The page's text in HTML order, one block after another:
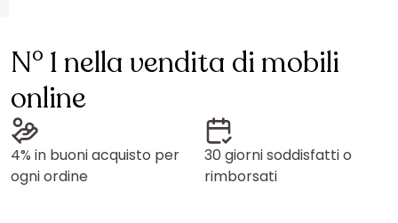
N° 1 nella vendita di mobili
online
4% in buoni acquisto per
ogni ordine
30 giorni soddisfatti o
rimborsati